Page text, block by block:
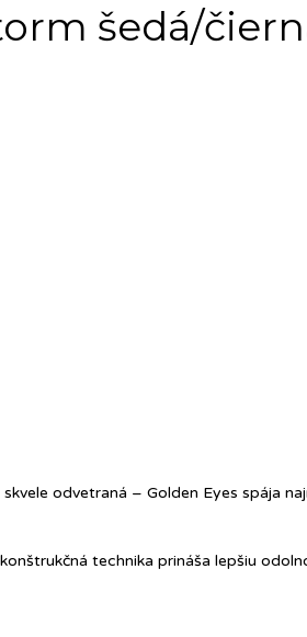
šedá/
odvetraná – Golden Eyes spája
technika prináša lepšiu